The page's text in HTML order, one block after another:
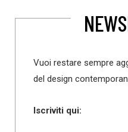
Vuoi restare sempre
del design
Iscriviti qui: